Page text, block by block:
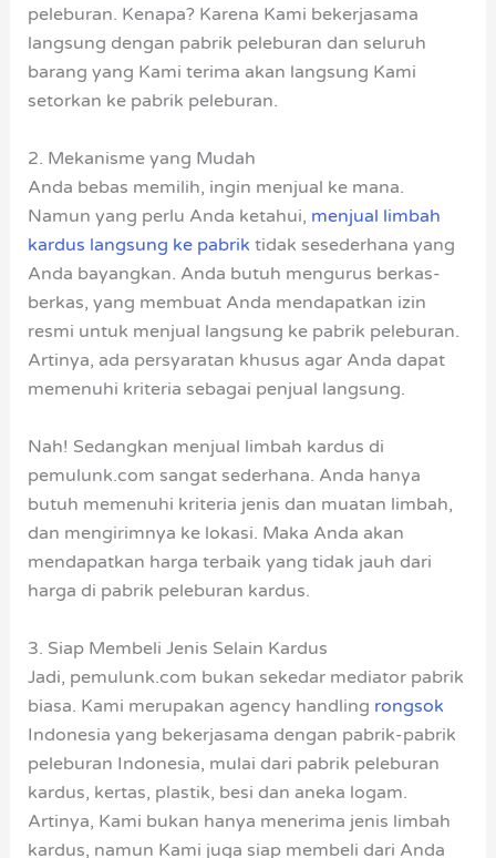
peleburan. Kenapa? Karena Kami bekerjasama
langsung dengan pabrik peleburan dan seluruh
barang yang Kami terima akan langsung Kami
setorkan ke pabrik peleburan.
2. Mekanisme yang Mudah
Anda bebas memilih, ingin menjual ke mana.
Namun yang perlu Anda ketahui, menjual limbah
kardus langsung ke pabrik tidak sesederhana yang
Anda bayangkan. Anda butuh mengurus berkas-
berkas, yang membuat Anda mendapatkan izin
resmi untuk menjual langsung ke pabrik peleburan.
Artinya, ada persyaratan khusus agar Anda dapat
memenuhi kriteria sebagai penjual langsung.
Nah! Sedangkan menjual limbah kardus di
pemulunk.com sangat sederhana. Anda hanya
butuh memenuhi kriteria jenis dan muatan limbah,
dan mengirimnya ke lokasi. Maka Anda akan
mendapatkan harga terbaik yang tidak jauh dari
harga di pabrik peleburan kardus.
3. Siap Membeli Jenis Selain Kardus
Jadi, pemulunk.com bukan sekedar mediator pabrik
biasa. Kami merupakan agency handling rongsok
Indonesia yang bekerjasama dengan pabrik-pabrik
peleburan Indonesia, mulai dari pabrik peleburan
kardus, kertas, plastik, besi dan aneka logam.
Artinya, Kami bukan hanya menerima jenis limbah
kardus, namun Kami juga siap membeli dari Anda